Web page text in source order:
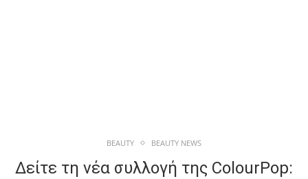
BEAUTY BEAUTY NEWS
Δείτε τη νέα συλλογή της ColourPop: